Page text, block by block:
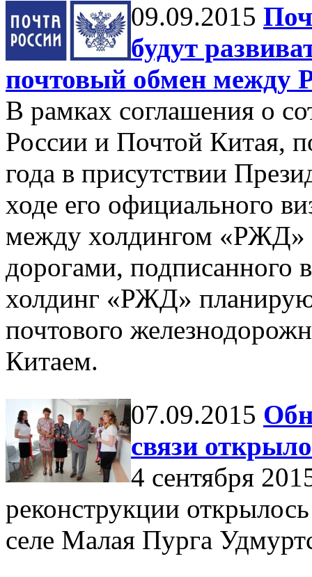
09.09.2015
будут
почтовый обмен между
В рамках соглашения о
России и Почтой Китая,
года в присутствии
ходе его официального
между холдингом «РЖД»
дорогами, подписанного
холдинг «РЖД»
почтового
Китаем.
07.09.2015
связи
4 сентября
реконструкции
селе Малая Пурга